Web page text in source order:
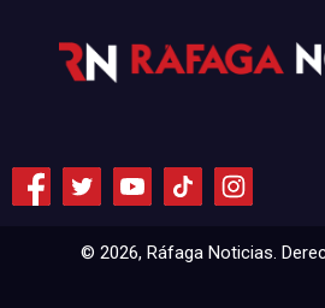
© 2026, Ráfaga Noticias.